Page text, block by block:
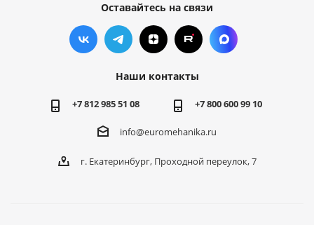
Оставайтесь на связи
Наши контакты
+7 812 985 51 08 +7 800 600 99 10
info@euromehanika.ru
г. Екатеринбург, Проходной переулок, 7